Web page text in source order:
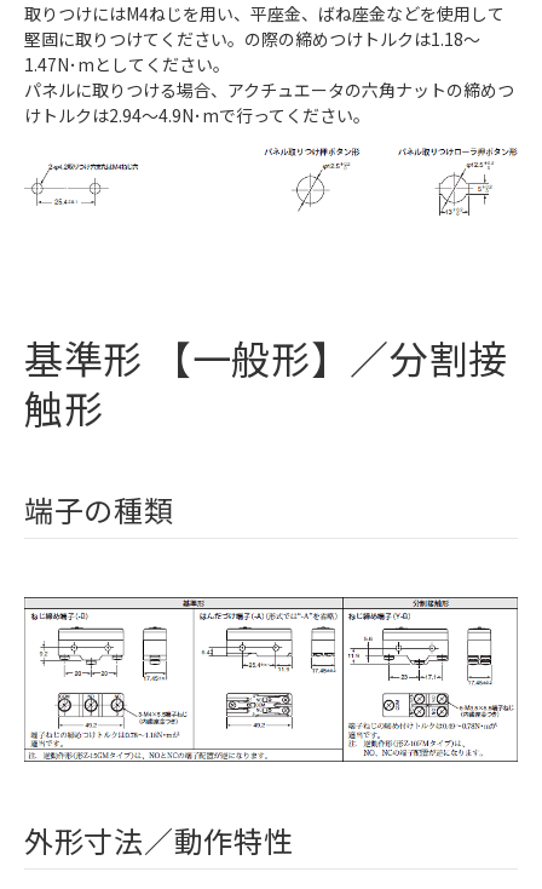
取りつけにはM4ねじを用い、平座金、ばね座金などを使用して
堅固に取りつけてください。の際の締めつけトルクは1.18～
1.47N･mとしてください。
パネルに取りつける場合、アクチュエータの六角ナットの締めつ
けトルクは2.94～4.9N･mで行ってください。
基準形 【一般形】／分割接
触形
端子の種類
外形寸法／動作特性